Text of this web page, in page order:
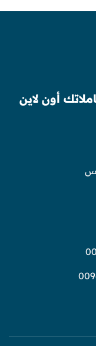
أون لاين